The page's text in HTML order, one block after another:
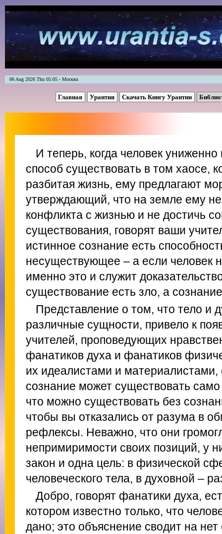
06 Aug 2026 Thu 05:05 - Москва
Главная Урантия Скачать Книгу Урантии
И теперь, когда человек
способ существовать в том хаосе,
разбитая жизнь, ему предлагают
утверждающий, что на земле ему
конфликта с жизнью и не достичь
существования, говорят ваши
истинное сознание есть
несуществующее – а если человек
именно это и служит
существование есть зло, а
Представление о том, что тело и
различные сущности, привело к
учителей, проповедующих
фанатиков духа и фанатиков
их идеалистами и материалистами,
сознание может существовать
что можно существовать без
чтобы вы отказались от разума в
рефлексы. Неважно, что они
непримиримости своих позиций, у
закон и одна цель: в физической
человеческого тела, в духовной –
Добро, говорят фанатики духа,
котором известно только, что
дано; это объяснение сводит на нет